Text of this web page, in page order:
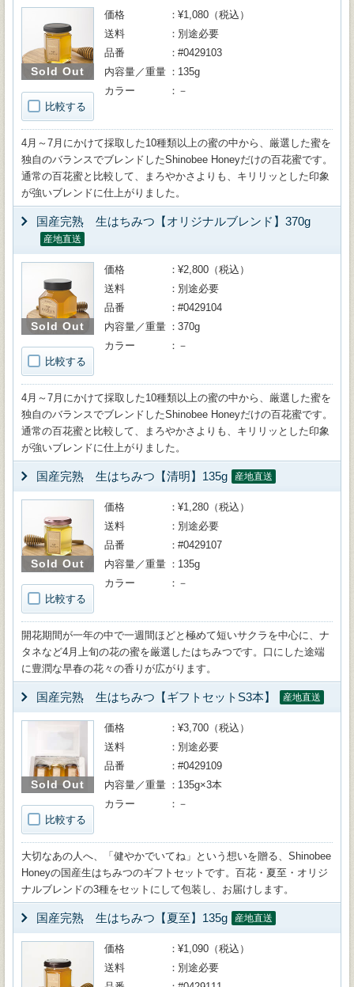
Sold Out
比較する
価格
¥1,080（税込）
送料
別途必要
品番
#0429103
内容量／重量
135g
カラー
－
4月～7月にかけて採取した10種類以上の蜜の中から、厳選した蜜を
独自のバランスでブレンドしたShinobee Honeyだけの百花蜜です。
通常の百花蜜と比較して、まろやかさよりも、キリリッとした印象
が強いブレンドに仕上がりました。
国産完熟 生はちみつ【オリジナルブレンド】370g
産地直送
Sold Out
比較する
価格
¥2,800（税込）
送料
別途必要
品番
#0429104
内容量／重量
370g
カラー
－
4月～7月にかけて採取した10種類以上の蜜の中から、厳選した蜜を
独自のバランスでブレンドしたShinobee Honeyだけの百花蜜です。
通常の百花蜜と比較して、まろやかさよりも、キリリッとした印象
が強いブレンドに仕上がりました。
国産完熟 生はちみつ【清明】135g 産地直送
Sold Out
比較する
価格
¥1,280（税込）
送料
別途必要
品番
#0429107
内容量／重量
135g
カラー
－
開花期間が一年の中で一週間ほどと極めて短いサクラを中心に、ナ
タネなど4月上旬の花の蜜を厳選したはちみつです。口にした途端
に豊潤な早春の花々の香りが広がります。
国産完熟 生はちみつ【ギフトセットS3本】 産地直送
Sold Out
比較する
価格
¥3,700（税込）
送料
別途必要
品番
#0429109
内容量／重量
135g×3本
カラー
－
大切なあの人へ、「健やかでいてね」という想いを贈る、Shinobee
Honeyの国産生はちみつのギフトセットです。百花・夏至・オリジ
ナルブレンドの3種をセットにして包装し、お届けします。
国産完熟 生はちみつ【夏至】135g 産地直送
価格
¥1,090（税込）
送料
別途必要